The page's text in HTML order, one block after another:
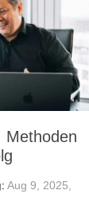
Methoden
: Aug 9, 2025,